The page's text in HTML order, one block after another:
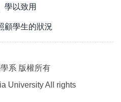
學以致用
顧學生的狀況
系 版權所有
University All rights